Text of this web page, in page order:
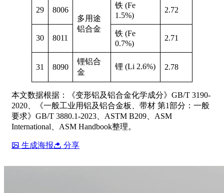
29
8006
多用途
铝合金
铁 (Fe
1.5%)
2.72
30 8011
铁 (Fe
0.7%)
2.71
31 8090
锂铝合
金
锂 (Li 2.6%) 2.78
本文数据根据：《变形铝及铝合金化学成分》GB/T 3190-
2020、《一般工业用铝及铝合金板、带材 第1部分：一般
要求》GB/T 3880.1-2023、ASTM B209、ASM
International、ASM Handbook整理。
生成海报 分享